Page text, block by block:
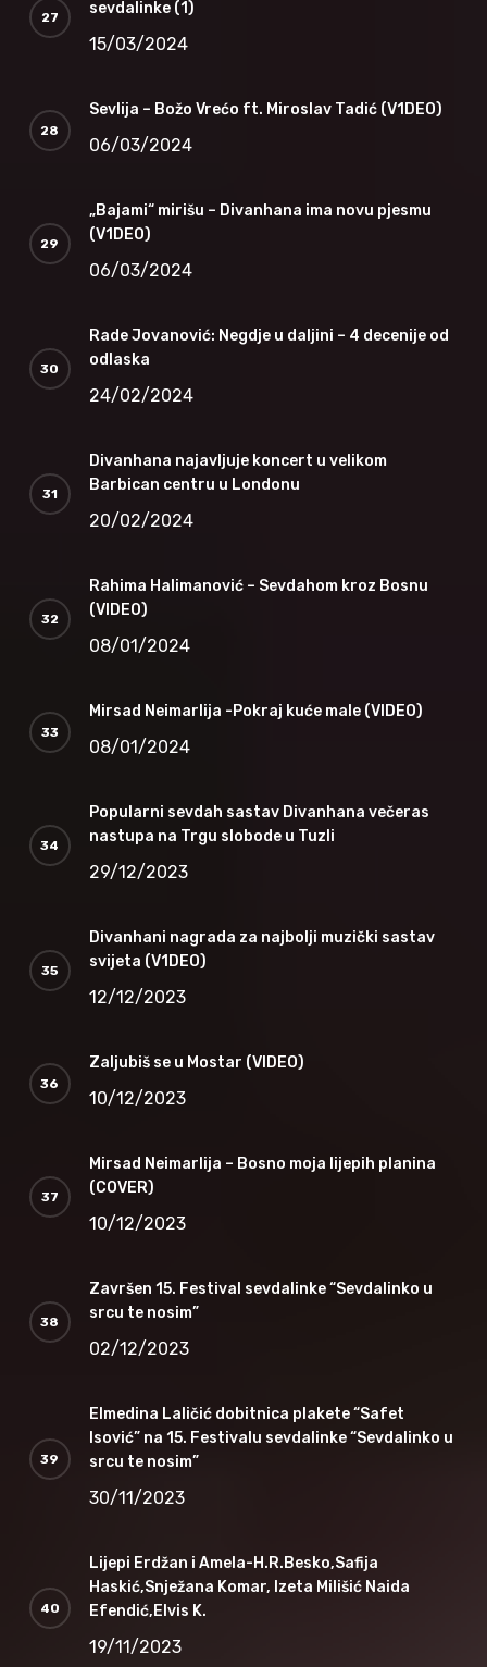
sevdalinke (1)
15/03/2024
Sevlija – Božo Vrećo ft. Miroslav Tadić (V1DEO)
06/03/2024
„Bajami“ mirišu – Divanhana ima novu pjesmu
(V1DEO)
06/03/2024
Rade Jovanović: Negdje u daljini – 4 decenije od
odlaska
24/02/2024
Divanhana najavljuje koncert u velikom
Barbican centru u Londonu
20/02/2024
Rahima Halimanović – Sevdahom kroz Bosnu
(VIDEO)
08/01/2024
Mirsad Neimarlija -Pokraj kuće male (VIDEO)
08/01/2024
Popularni sevdah sastav Divanhana večeras
nastupa na Trgu slobode u Tuzli
29/12/2023
Divanhani nagrada za najbolji muzički sastav
svijeta (V1DEO)
12/12/2023
Zaljubiš se u Mostar (VIDEO)
10/12/2023
Mirsad Neimarlija – Bosno moja lijepih planina
(COVER)
10/12/2023
Završen 15. Festival sevdalinke “Sevdalinko u
srcu te nosim”
02/12/2023
Elmedina Laličić dobitnica plakete “Safet
Isović” na 15. Festivalu sevdalinke “Sevdalinko u
srcu te nosim”
30/11/2023
Lijepi Erdžan i Amela-H.R.Besko,Safija
Haskić,Snježana Komar, Izeta Milišić Naida
Efendić,Elvis K.
19/11/2023